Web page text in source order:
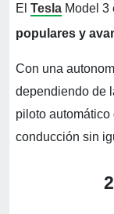
El Tesla Model 3
populares y
Con una
dependiendo de
piloto
conducción sin